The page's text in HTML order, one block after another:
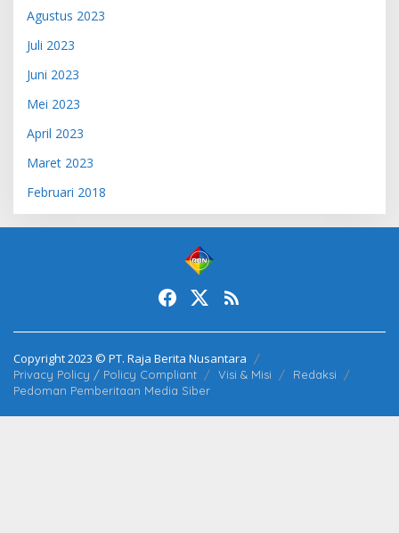
Agustus 2023
Juli 2023
Juni 2023
Mei 2023
April 2023
Maret 2023
Februari 2018
Copyright 2023 © PT. Raja Berita Nusantara
Privacy Policy / Policy Compliant Visi & Misi
Redaksi
Pedoman Pemberitaan Media Siber